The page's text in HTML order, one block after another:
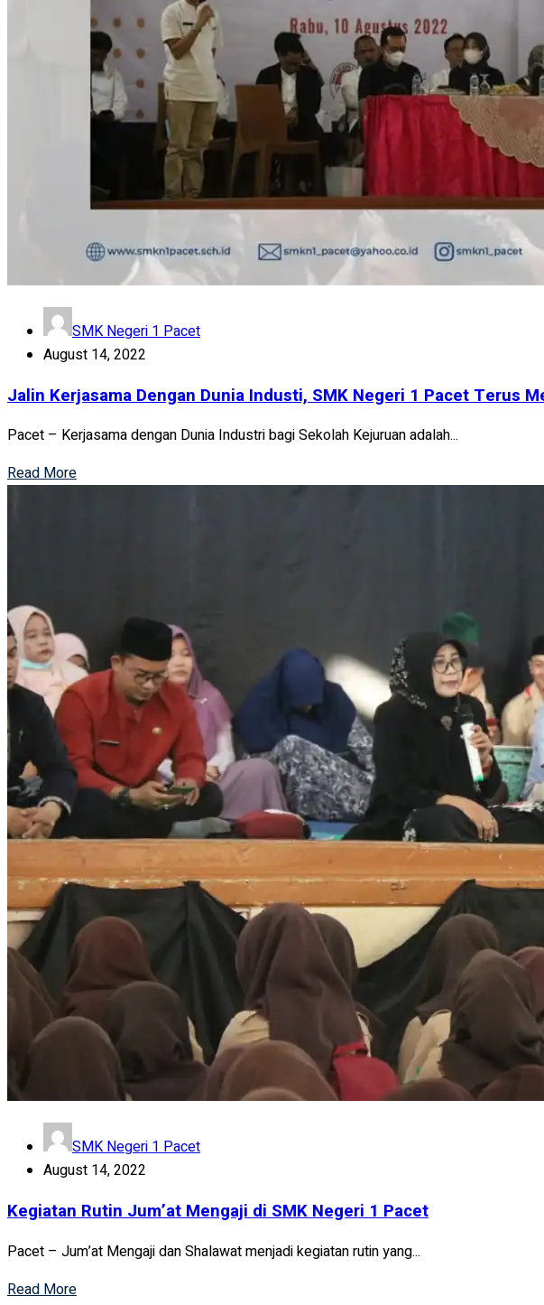
SMK Negeri 1 Pacet
August 14, 2022
Jalin Kerjasama Dengan Dunia Industi, SMK Negeri 1 Pacet Terus
Pacet – Kerjasama dengan Dunia Industri bagi Sekolah Kejuruan adalah...
Read More
SMK Negeri 1 Pacet
August 14, 2022
Kegiatan Rutin Jum’at Mengaji di SMK Negeri 1 Pacet
Pacet – Jum’at Mengaji dan Shalawat menjadi kegiatan rutin yang...
Read More